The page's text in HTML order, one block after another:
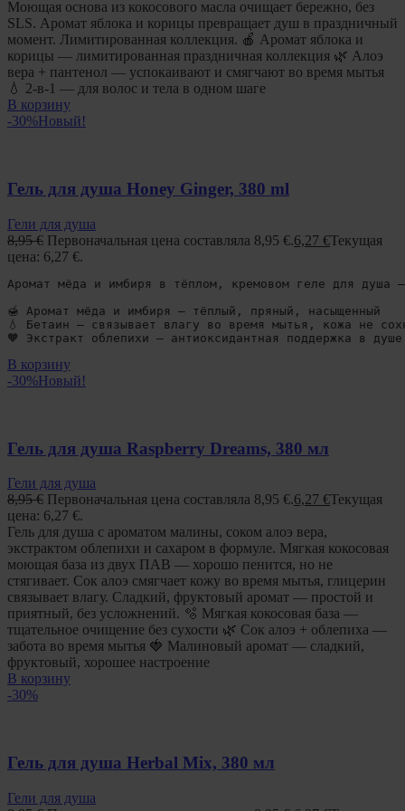
Моющая основа из кокосового масла очищает бережно, без
SLS. Аромат яблока и корицы превращает душ в праздничный
момент. Лимитированная коллекция. 🍎 Аромат яблока и
корицы — лимитированная праздничная коллекция 🌿 Алоэ
вера + пантенол — успокаивают и смягчают во время мытья
💧 2-в-1 — для волос и тела в одном шаге
В корзину
-30%Новый!
Гель для душа Honey Ginger, 380 ml
Гели для душа
8,95€ Первоначальная цена составляла 8,95 €.6,27 €Текущая
цена: 6,27 €.
Аромат мёда и имбиря в тёплом, кремовом геле для душа
🍯 Аромат мёда и имбиря — тёплый, пряный, насыщенный
💧 Бетаин — связывает влагу во время мытья, кожа не
🧡 Экстракт облепихи — антиоксидантная поддержка в душе
В корзину
-30%Новый!
Гель для душа Raspberry Dreams, 380 мл
Гели для душа
8,95€ Первоначальная цена составляла 8,95 €.6,27 €Текущая
цена: 6,27 €.
Гель для душа с ароматом малины, соком алоэ вера,
экстрактом облепихи и сахаром в формуле. Мягкая кокосовая
моющая база из двух ПАВ — хорошо пенится, но не
стягивает. Сок алоэ смягчает кожу во время мытья, глицерин
связывает влагу. Сладкий, фруктовый аромат — простой и
приятный, без усложнений. 🫧 Мягкая кокосовая база —
тщательное очищение без сухости 🌿 Сок алоэ + облепиха —
забота во время мытья 🍓 Малиновый аромат — сладкий,
фруктовый, хорошее настроение
В корзину
-30%
Гель для душа Herbal Mix, 380 мл
Гели для душа